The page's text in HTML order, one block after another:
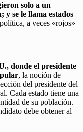
solo a un
se le llama estados
a veces «rojos»
donde el presidente
, la noción de
del presidente del
Cada estado tiene una
de su población.
debe obtener al